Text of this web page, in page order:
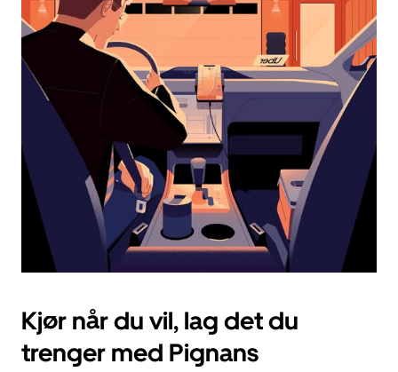
dato.
Trykk
på
Esc-
knappen
kalenderen.
Kjør når du vil, lag det du
trenger med Pignans